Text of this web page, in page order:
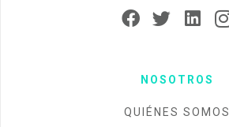
NOSOTROS
QUIÉNES SOMOS